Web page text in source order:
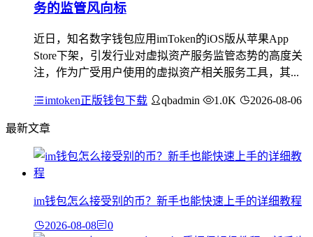
务的监管风向标
近日，知名数字钱包应用imToken的iOS版从苹果App
Store下架，引发行业对虚拟资产服务监管态势的高度关
注，作为广受用户使用的虚拟资产相关服务工具，其...
imtoken正版钱包下载 qbadmin 1.0K 2026-08-06
最新文章
im钱包怎么接受别的币？新手也能快速上手的详细教程
2026-08-08 0